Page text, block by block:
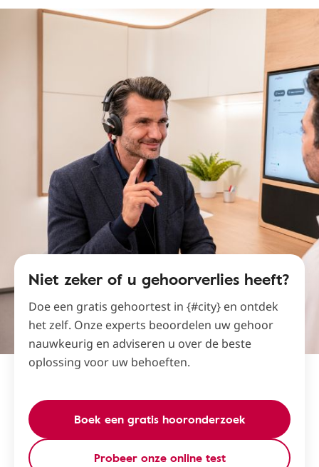
Niet zeker of u gehoorverlies heeft?
Doe een gratis gehoortest in {#city} en ontdek
het zelf. Onze experts beoordelen uw gehoor
nauwkeurig en adviseren u over de beste
oplossing voor uw behoeften.
Boek een gratis hooronderzoek
Probeer onze online test